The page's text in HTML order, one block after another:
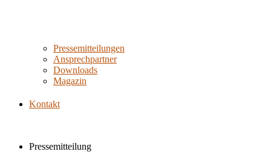
Pressemitteilungen
Ansprechpartner
Downloads
Magazin
Kontakt
Pressemitteilung